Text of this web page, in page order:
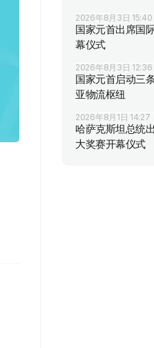
2026年8月3日 15:40
国家元首出席国
幕仪式
2026年8月3日 12:36
国家元首启动三
亚物流枢纽
2026年8月1日 14:27
哈萨克斯坦总统
大奖赛开幕仪式